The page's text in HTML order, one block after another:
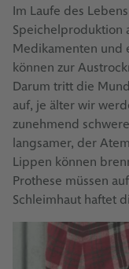
Im Laufe des
Speichelproduktion
Medikamenten und
können zur
Darum tritt die
auf, je älter wir
zunehmend
langsamer, der
Lippen können
Prothese müssen
Schleimhaut haftet